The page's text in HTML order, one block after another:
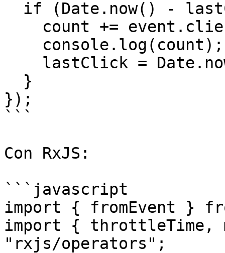
});
```
Con RxJS:
```javascript
import { fromEvent }
import { throttleTime,
"rxjs/operators";